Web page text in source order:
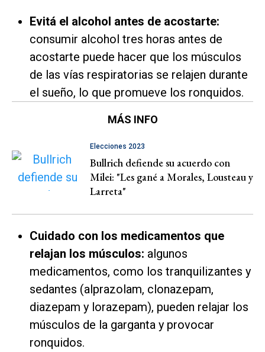
Evitá el alcohol antes de acostarte:
consumir alcohol tres horas antes de
acostarte puede hacer que los músculos
de las vías respiratorias se relajen durante
el sueño, lo que promueve los ronquidos.
MÁS INFO
Elecciones 2023
Bullrich defiende su acuerdo con
Milei: "Les gané a Morales, Lousteau y
Larreta"
Cuidado con los medicamentos que
relajan los músculos: algunos
medicamentos, como los tranquilizantes y
sedantes (alprazolam, clonazepam,
diazepam y lorazepam), pueden relajar los
músculos de la garganta y provocar
ronquidos.